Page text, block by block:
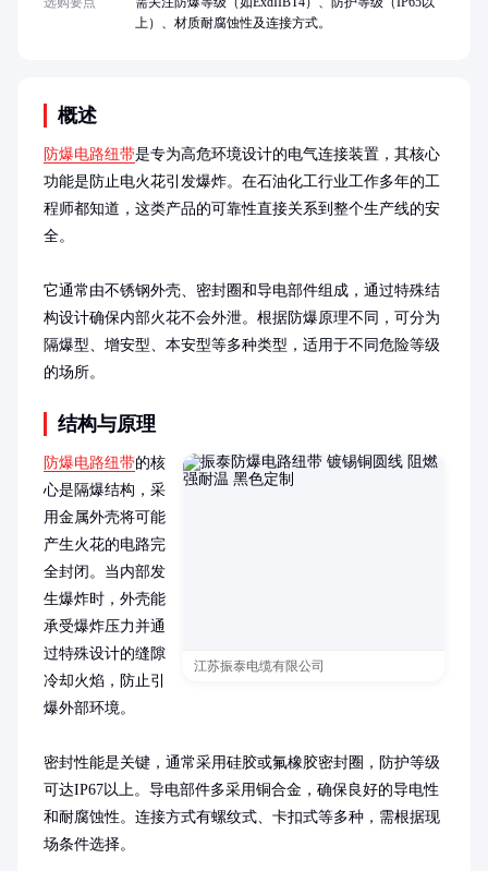
概述
防爆电路纽带是专为高危环境设计的电气连接装置，其核心
功能是防止电火花引发爆炸。在石油化工行业工作多年的工
程师都知道，这类产品的可靠性直接关系到整个生产线的安
全。
它通常由不锈钢外壳、密封圈和导电部件组成，通过特殊结
构设计确保内部火花不会外泄。根据防爆原理不同，可分为
隔爆型、增安型、本安型等多种类型，适用于不同危险等级
的场所。
结构与原理
江苏振泰电缆有限公司
防爆电路纽带的核
心是隔爆结构，采
用金属外壳将可能
产生火花的电路完
全封闭。当内部发
生爆炸时，外壳能
承受爆炸压力并通
过特殊设计的缝隙
冷却火焰，防止引
爆外部环境。
密封性能是关键，通常采用硅胶或氟橡胶密封圈，防护等级
可达IP67以上。导电部件多采用铜合金，确保良好的导电性
和耐腐蚀性。连接方式有螺纹式、卡扣式等多种，需根据现
场条件选择。
上）、材质耐腐蚀性及连接方式。